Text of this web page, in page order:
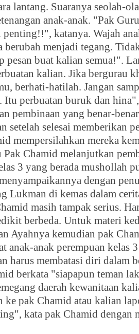
lantang. Suaranya seolah-
anak-anak. "Pak
penting!!", katanya. Wajah
berubah menjadi tegang.
pesan buat kalian semua!".
kalian. Jika bergurau
berhati-hatilah. Jangan
Itu perbuatan buruk dan
pembinaan yang benar-
setelah selesai memberikan
mempersilahkan mereka
Pak Chamid melanjutkan
3 yang berada mushollah
dengan
Lukman di kemas dalam
masih tampak serius.
berbeda. Untuk materi
Ayahnya kemudian pak
anak-anak perempuan kelas
harus membatasi diri dalam
berkata "siapapun teman
daerah kewanitaan
ke pak Chamid atau kalian
kata pak Chamid dengan